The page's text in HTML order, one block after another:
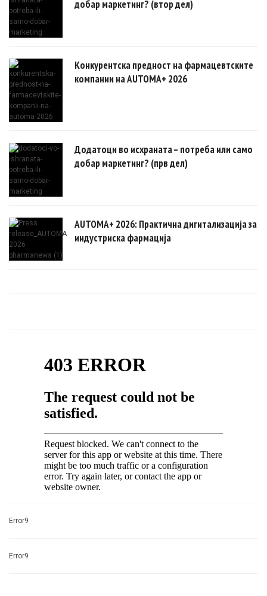
добар маркетинг? (втор дел)
Конкурентска предност на фармацевтските
компании на AUTOMA+ 2026
Додатоци во исхраната – потреба или само
добар маркетинг? (прв дел)
AUTOMA+ 2026: Практична дигитализација за
индустриска фармација
Error9
Error9